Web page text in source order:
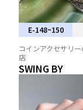
E-148~150
コインアクセサリ
店
SWING BY